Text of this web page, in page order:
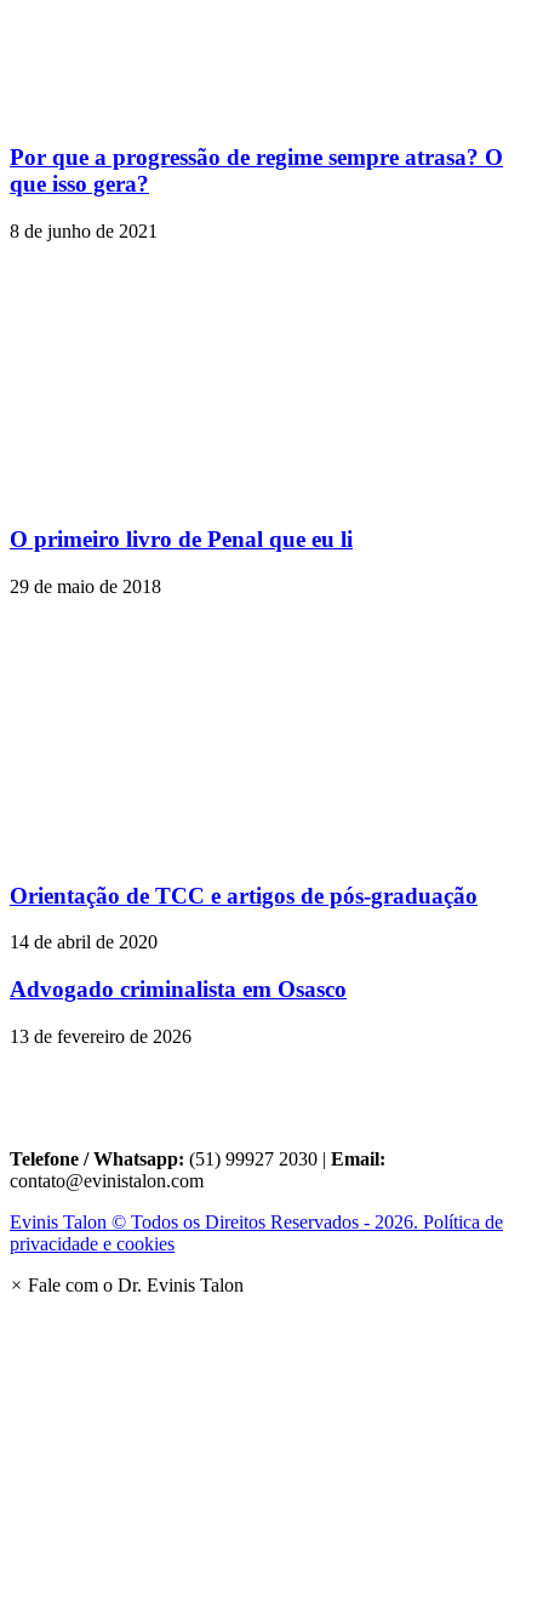
Por que a progressão de regime sempre atrasa? O
que isso gera?
8 de junho de 2021
O primeiro livro de Penal que eu li
29 de maio de 2018
Orientação de TCC e artigos de pós-graduação
14 de abril de 2020
Advogado criminalista em Osasco
13 de fevereiro de 2026
Telefone / Whatsapp: (51) 99927 2030 | Email:
contato@evinistalon.com
Evinis Talon © Todos os Direitos Reservados - 2026. Política de
privacidade e cookies
× Fale com o Dr. Evinis Talon